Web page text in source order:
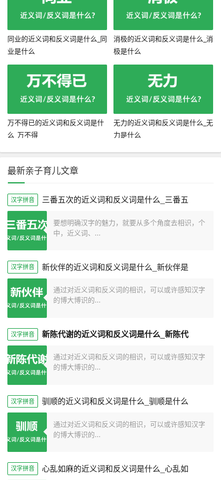
同业的近义词和反义词是什么_同
业是什么
消极的近义词和反义词是什么_消
极是什么
万不得已的近义词和反义词是什
么_万不得
无力的近义词和反义词是什么_无
力是什么
最新亲子育儿文章
汉字拼音 三番五次的近义词和反义词是什么_三番五
要想明确汉字的魅力，就要从多个角度去相识，个
中，近义词、...
汉字拼音 新伙伴的近义词和反义词是什么_新伙伴是
通过对近义词和反义词的相识，可以或许感知汉字
的博大博识的...
汉字拼音 新陈代谢的近义词和反义词是什么_新陈代
通过对近义词和反义词的相识，可以或许感知汉字
的博大博识的...
汉字拼音 驯顺的近义词和反义词是什么_驯顺是什么
通过对近义词和反义词的相识，可以或许感知汉字
的博大博识的...
汉字拼音 心乱如麻的近义词和反义词是什么_心乱如